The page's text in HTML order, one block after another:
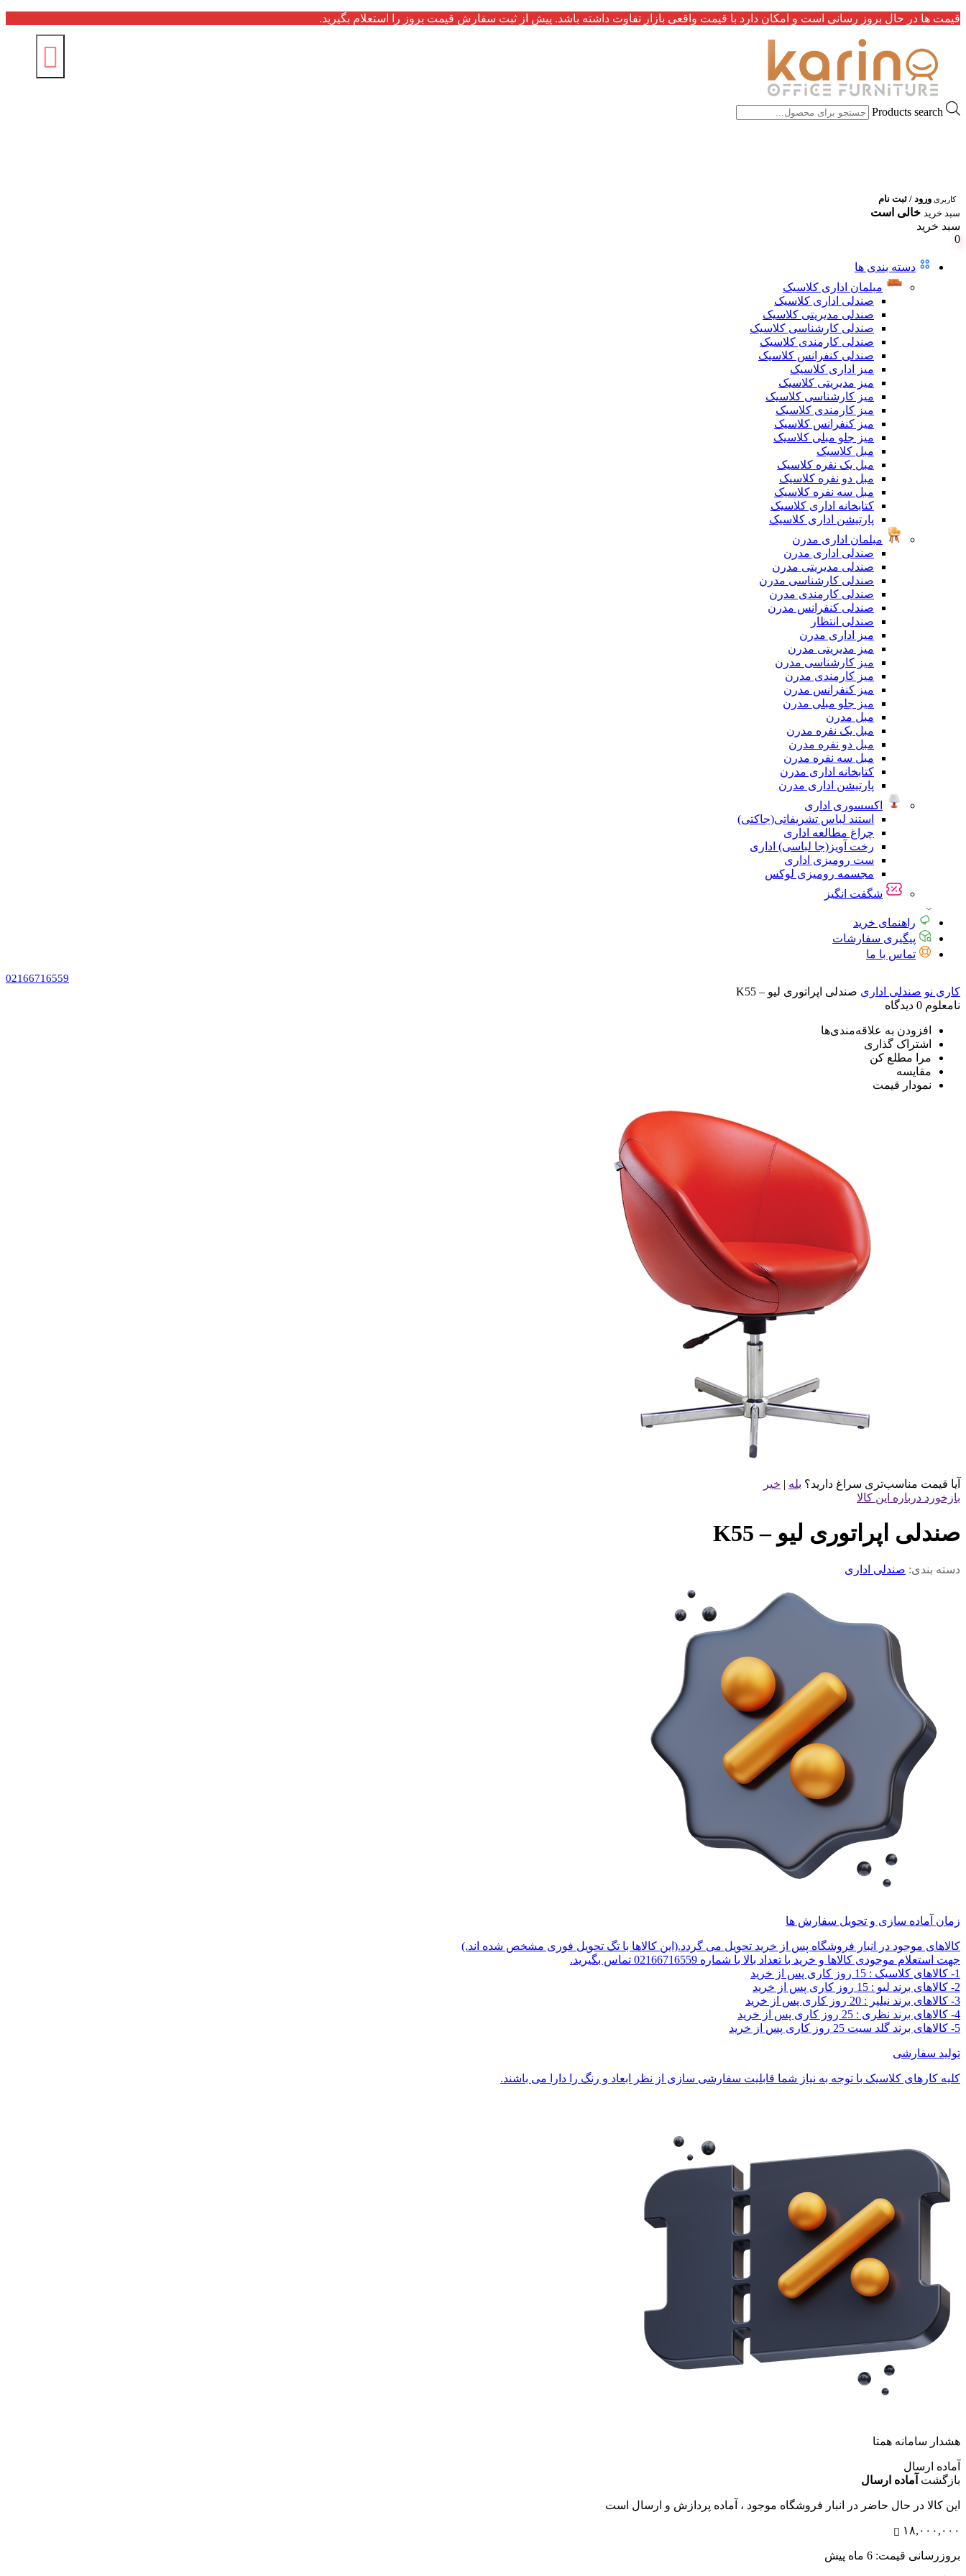
قیمت ها در حال بروز رسانی است و امکان دارد با قیمت واقعی بازار تفاوت داشته باشد. پیش از ثبت سفارش قیمت بروز را استعلام بگیرید.
Products search
کاربری ورود / ثبت نام
سبد خرید خالی است
سبد خرید
0
دسته بندی ها
مبلمان اداری کلاسیک
صندلی اداری کلاسیک
صندلی مدیریتی کلاسیک
صندلی کارشناسی کلاسیک
صندلی کارمندی کلاسیک
صندلی کنفرانس کلاسیک
میز اداری کلاسیک
میز مدیریتی کلاسیک
میز کارشناسی کلاسیک
میز کارمندی کلاسیک
میز کنفرانس کلاسیک
میز جلو مبلی کلاسیک
مبل کلاسیک
مبل یک نفره کلاسیک
مبل دو نفره کلاسیک
مبل سه نفره کلاسیک
کتابخانه اداری کلاسیک
پارتیشن اداری کلاسیک
مبلمان اداری مدرن
صندلی اداری مدرن
صندلی مدیریتی مدرن
صندلی کارشناسی مدرن
صندلی کارمندی مدرن
صندلی کنفرانس مدرن
صندلی انتظار
میز اداری مدرن
میز مدیریتی مدرن
میز کارشناسی مدرن
میز کارمندی مدرن
میز کنفرانس مدرن
میز جلو مبلی مدرن
مبل مدرن
مبل یک نفره مدرن
مبل دو نفره مدرن
مبل سه نفره مدرن
کتابخانه اداری مدرن
پارتیشن اداری مدرن
اکسسوری اداری
استند لباس تشریفاتی(جاکتی)
چراغ مطالعه اداری
رخت آویز(جا لباسی) اداری
ست رومیزی اداری
مجسمه رومیزی لوکس
شگفت انگیز
راهنمای خرید
پیگیری سفارشات
تماس با ما
02166716559
کاری نو صندلی اداری صندلی اپراتوری لیو – K55
نامعلوم 0 دیدگاه
افزودن به علاقه‌مندی‌ها
اشتراک گذاری
مرا مطلع کن
مقایسه
نمودار قیمت
آیا قیمت مناسب‌تری سراغ دارید؟ بله | خیر
بازخورد درباره این کالا
صندلی اپراتوری لیو – K55
دسته بندی: صندلی اداری
زمان آماده سازی و تحویل سفارش ها
کالاهای موجود در انبار فروشگاه پس از خرید تحویل می گردد.(این کالاها با تگ تحویل فوری مشخص شده اند.)
جهت استعلام موجودی کالاها و خرید با تعداد بالا با شماره 02166716559 تماس بگیرید.
1- کالاهای کلاسیک : 15 روز کاری پس از خرید
2- کالاهای برند لیو : 15 روز کاری پس از خرید
3- کالاهای برند نیلپر : 20 روز کاری پس از خرید
4- کالاهای برند نظری : 25 روز کاری پس از خرید
5- کالاهای برند گلد سیت 25 روز کاری پس از خرید
تولید سفارشی
کلیه کارهای کلاسیک با توجه به نیاز شما قابلیت سفارشی سازی از نظر ابعاد و رنگ را دارا می باشند.
هشدار سامانه همتا
آماده ارسال
بازگشت آماده ارسال
این کالا در حال حاضر در انبار فروشگاه موجود ، آماده پردازش و ارسال است
۱۸,۰۰۰,۰۰۰
بروزرسانی قیمت: 6 ماه پیش